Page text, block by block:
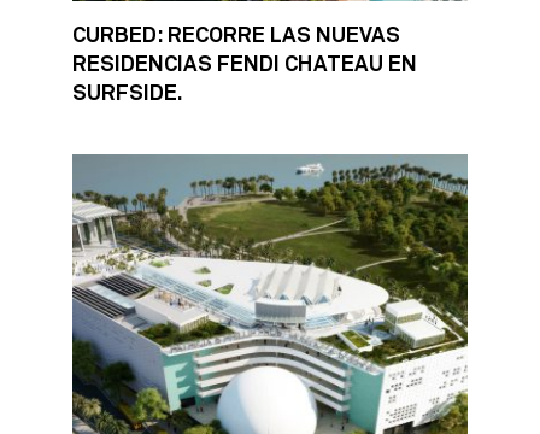
CURBED: RECORRE LAS NUEVAS
RESIDENCIAS FENDI CHATEAU EN
SURFSIDE.